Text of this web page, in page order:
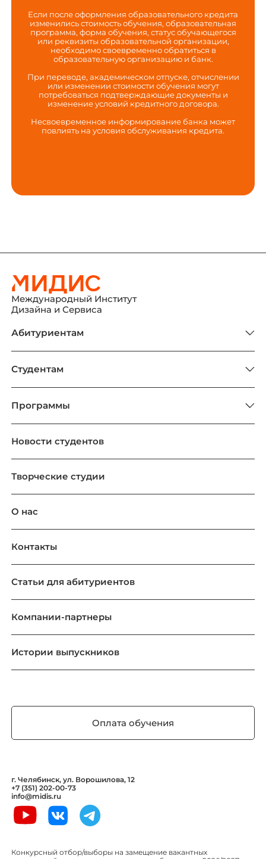
Если после оформления образовательного кредита
изменились стоимость обучения, образовательная
программа, форма обучения, статус обучающегося
или реквизиты образовательной организации,
необходимо своевременно обратиться в
образовательную организацию и банк.
При переводе, академическом отпуске, отчислении
или изменении стоимости обучения могут
потребоваться подтверждающие документы и
изменение условий кредитного договора.
Несвоевременное информирование банка может
повлиять на условия обслуживания кредита.
Международный Институт
Дизайна и Сервиса
Новости студентов
Творческие студии
О нас
Контакты
Статьи для абитуриентов
Компании-партнеры
Истории выпускников
Программы
Абитуриентам
Студентам
Оплата обучения
г. Челябинск, ул. Ворошилова, 12
+7 (351) 202-00-73
info@midis.ru
Конкурсный отбор/выборы на замещение вакантных